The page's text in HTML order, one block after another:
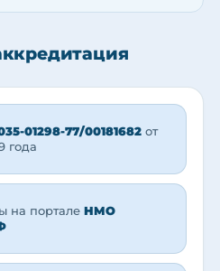
01298-77/00181682 от
года
на портале НМО